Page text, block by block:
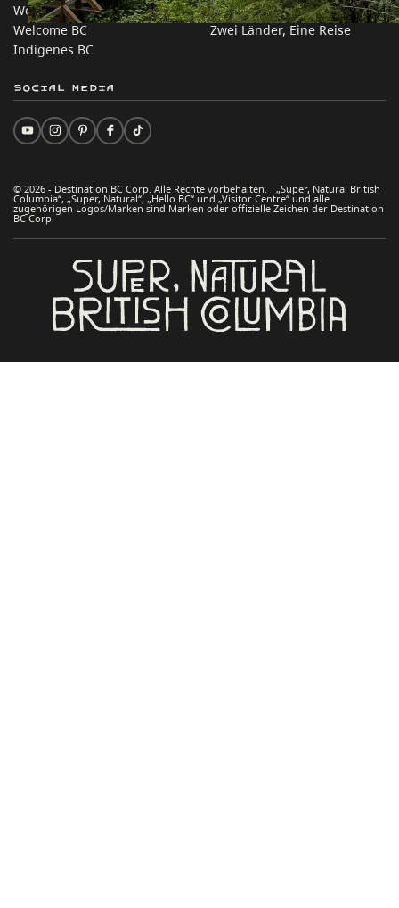
Work BC
Welcome BC
Indigenes BC
Praktische Tipps
Zwei Länder, Eine Reise
© 2026 - Destination BC Corp. Alle Rechte vorbehalten. „Super, Natural British
Columbia“, „Super, Natural“, „Hello BC“ und „Visitor Centre“ und alle
zugehörigen Logos/Marken sind Marken oder offizielle Zeichen der Destination
BC Corp.
Social Media